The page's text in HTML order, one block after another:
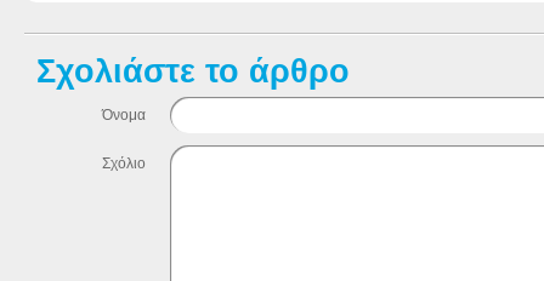
Σχολιάστε το άρθρο
Όνομα
Σχόλιο